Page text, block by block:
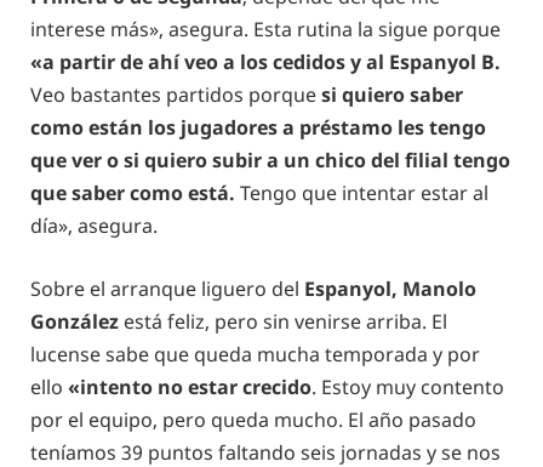
interese más», asegura. Esta rutina la sigue porque
«a partir de ahí veo a los cedidos y al Espanyol B.
Veo bastantes partidos porquesi quiero saber
como están los jugadores a préstamo les tengo
que ver o si quiero subir a un chico del filial tengo
que saber como está. Tengo que intentar estar al
día», asegura.
Sobre el arranque liguero del Espanyol, Manolo
González está feliz, pero sin venirse arriba. El
lucense sabe que queda mucha temporada y por
ello «intento no estar crecido. Estoy muy contento
por el equipo, pero queda mucho. El año pasado
teníamos 39 puntos faltando seis jornadas y se nos